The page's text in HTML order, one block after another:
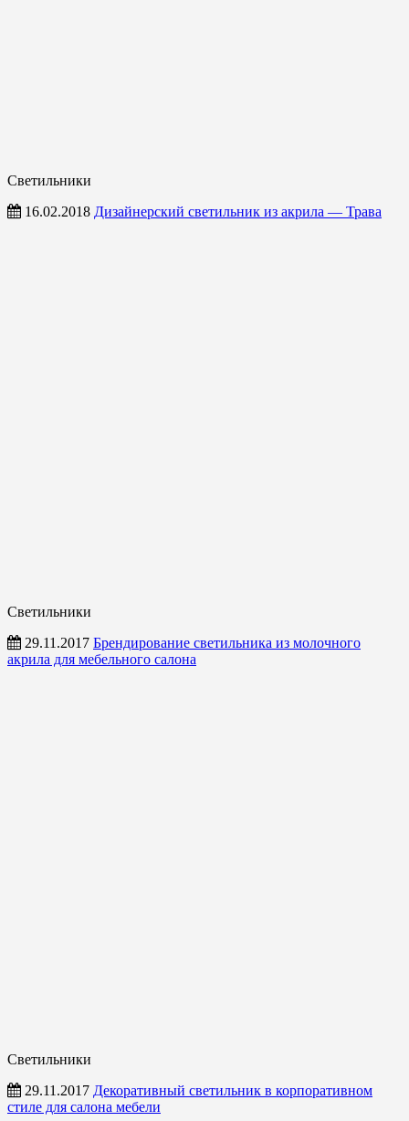
Светильники
16.02.2018 Дизайнерский светильник из акрила — Трава
Светильники
29.11.2017 Брендирование светильника из молочного
акрила для мебельного салона
Светильники
29.11.2017 Декоративный светильник в корпоративном
стиле для салона мебели